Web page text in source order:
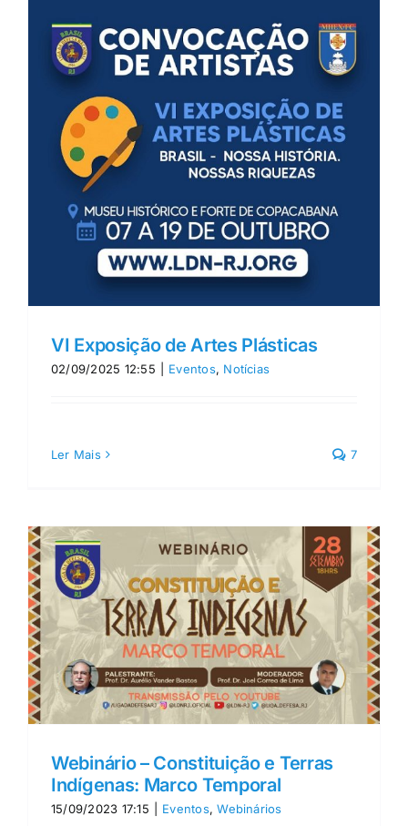
VI Exposição de Artes Plásticas
02/09/2025 12:55 Eventos, Notícias
Ler Mais 7
Webinário – Constituição e Terras
Indígenas: Marco Temporal
15/09/2023 17:15 Eventos,Webinários